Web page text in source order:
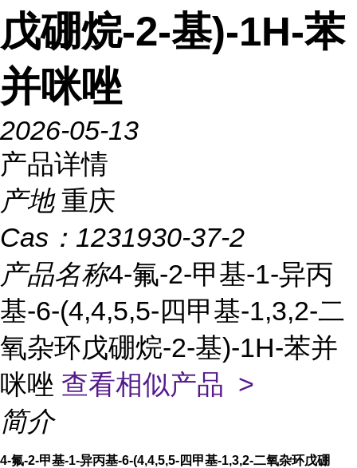
戊硼烷-2-基)-1H-苯
并咪唑
2026-05-13
产品详情
产地 重庆
Cas： 1231930-37-2
产品名称4-氟-2-甲基-1-异丙
基-6-(4,4,5,5-四甲基-1,3,2-二
氧杂环戊硼烷-2-基)-1H-苯并
咪唑 查看相似产品 >
简介
4-氟-2-甲基-1-异丙基-6-(4,4,5,5-四甲基-1,3,2-二氧杂环戊硼